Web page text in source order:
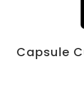
Capsule